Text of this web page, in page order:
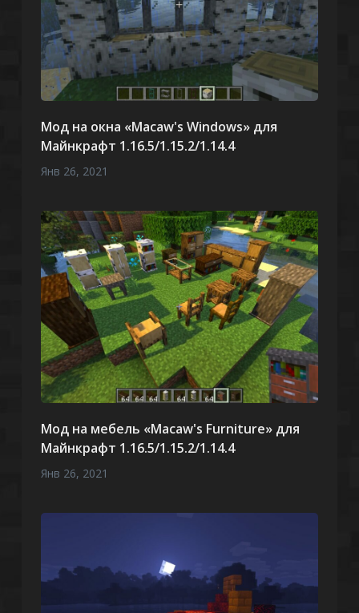
Мод на окна «Macaw's Windows» для
Майнкрафт 1.16.5/1.15.2/1.14.4
Янв 26, 2021
Мод на мебель «Macaw's Furniture» для
Майнкрафт 1.16.5/1.15.2/1.14.4
Янв 26, 2021